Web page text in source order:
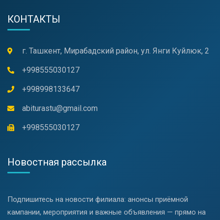
КОНТАКТЫ
г. Ташкент, Мирабадский район, ул. Янги Куйлюк, 2
+998555030127
+998998133647
abiturastu@gmail.com
+998555030127
Новостная рассылка
Подпишитесь на новости филиала: анонсы приёмной
кампании, мероприятия и важные объявления — прямо на